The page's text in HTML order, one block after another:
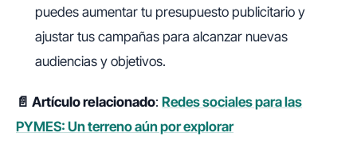
puedes aumentar tu presupuesto publicitario y
ajustar tus campañas para alcanzar nuevas
audiencias y objetivos.
📄 Artículo relacionado: Redes sociales para las
PYMES: Un terreno aún por explorar